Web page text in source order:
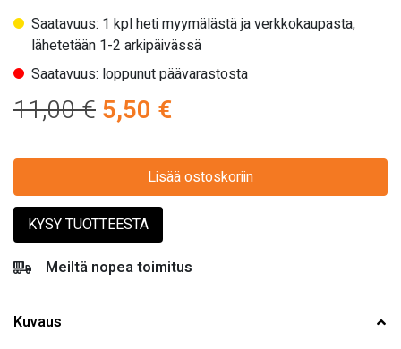
Saatavuus: 1 kpl heti myymälästä ja verkkokaupasta,
lähetetään 1-2 arkipäivässä
Saatavuus: loppunut päävarastosta
11,00€Alkuperäinen
11,00 €.
5,50 €
on:
Lisää ostoskoriin
KYSY TUOTTEESTA
Meiltä nopea toimitus
Kuvaus